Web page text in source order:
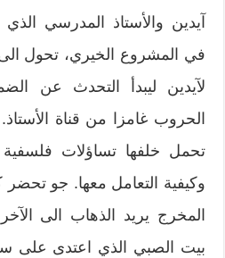
آيدين والأستاذ المدرسي
في المشروع الخيري، تحول
لآيدين ليبدأ التحدث عن
الحروب غامزا من قناة
تحمل خلفها تساؤلات
وكيفية التعامل معها. جو
المخرج يريد الذهاب الى
بيت الصبي الذي اعتدى على